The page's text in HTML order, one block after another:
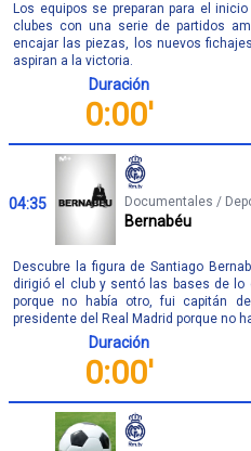
Los equipos se preparan para el
clubes con una serie de partidos
encajar las piezas, los nuevos
aspiran a la victoria.
Duración
0:00'
04:35 Documentales /
Bernabéu
Descubre la figura de Santiago
dirigió el club y sentó las bases de lo
porque no había otro, fui capitán
presidente del Real Madrid porque no
Duración
0:00'